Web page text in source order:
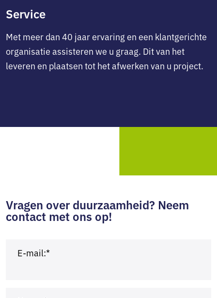
Service
Met meer dan 40 jaar ervaring en een klantgerichte
organisatie assisteren we u graag. Dit van het
leveren en plaatsen tot het afwerken van u project.
Vragen over duurzaamheid? Neem
contact met ons op!
E-mail:*